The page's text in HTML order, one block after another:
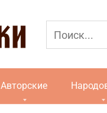
Авторские